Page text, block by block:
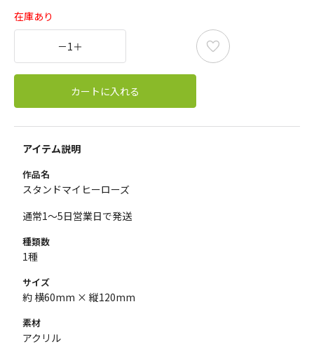
在庫あり
－1＋
カートに入れる
アイテム説明
作品名
スタンドマイヒーローズ
通常1～5日営業日で発送
種類数
1種
サイズ
約 横60mm × 縦120mm
素材
アクリル